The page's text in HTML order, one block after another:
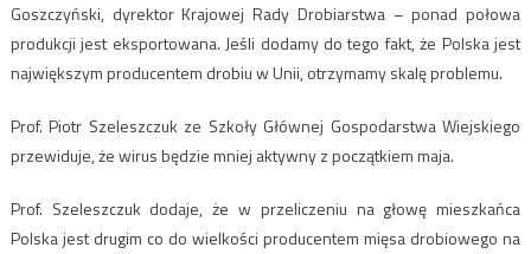
Goszczyński, dyrektor Krajowej Rady Drobiarstwa – ponad połowa
produkcji jest eksportowana. Jeśli dodamy do tego fakt, że Polska jest
największym producentem drobiu w Unii, otrzymamy skalę problemu.
Prof. Piotr Szeleszczuk ze Szkoły Głównej Gospodarstwa Wiejskiego
przewiduje, że wirus będzie mniej aktywny z początkiem maja.
Prof. Szeleszczuk dodaje, że w przeliczeniu na głowę mieszkańca
Polska jest drugim co do wielkości producentem mięsa drobiowego na